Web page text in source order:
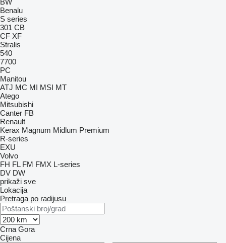
BW
Benalu
S series
301 CB
CF XF
Stralis
540
7700
PC
Manitou
ATJ MC MI MSI MT
Atego
Mitsubishi
Canter FB
Renault
Kerax Magnum Midlum Premium
R-series
EXU
Volvo
FH FL FM FMX L-series
DV DW
prikaži sve
Lokacija
Pretraga po radijusu
Crna Gora
Cijena